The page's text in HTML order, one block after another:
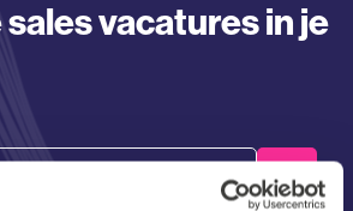
vacatures in je